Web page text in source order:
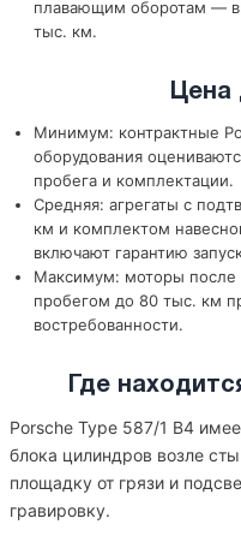
плавающим оборотам —
тыс. км.
Цена
Минимум: контрактные
оборудования
пробега и комплектации.
Средняя: агрегаты с
км и комплектом
включают гарантию
Максимум: моторы после
пробегом до 80 тыс. км
востребованности.
Где
Porsche Type 587/1 B4
блока цилиндров возле
площадку от грязи и
гравировку.